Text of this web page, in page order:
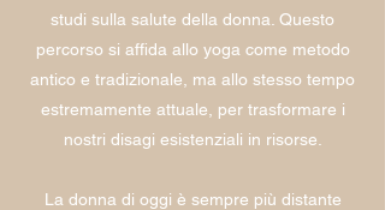
studi sulla salute della donna. Questo
percorso si affida allo yoga come metodo
antico e tradizionale, ma allo stesso tempo
estremamente attuale, per trasformare i
nostri disagi esistenziali in risorse.
La donna di oggi è sempre più distante